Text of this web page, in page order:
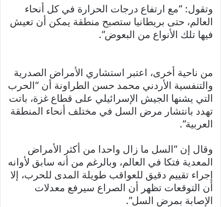
وتقول: “مع ارتفاع درجات الحرارة في كل أنحاء
العالم، حتى بريطانيا ستصبح منطقة يمكن أن تعيش
فيها تلك الأنواع من البعوض”.
من ناحية أخرى، اعتبر استشاري الأمراض الصدرية
والتنفسية الأردني محمد حسن الطراونة أن “الحرب
التي يشنها الجيش الإسرائيلي على قطاع غزة، باتت
تهدد بانتشار مرض السل في مختلف أنحاء المنطقة
العربية”.
وقال إن “السل ما زال واحدا من أكثر الأمراض
المعدية فتكا في العالم، وبالرغم من أنه سابق لأوانه
إجراء تقييم دقيق للعواقب طويلة المدى للحرب، إلا
أن التوقعات تظهر أن الصراع سيرفع معدلات
الإصابة بمرض السل”.